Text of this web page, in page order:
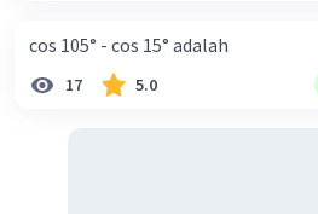
cos 105° - cos 15° adalah
17 5.0